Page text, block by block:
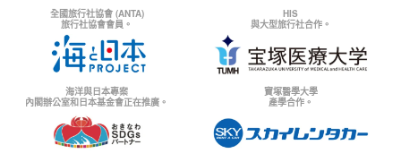
全國旅行社協會 (ANTA)
旅行社協會會員。
HIS
與大型旅行社合作。
海洋與日本專案
內閣辦公室和日本基金會正在推廣。
寶塚醫學大學
產學合作。